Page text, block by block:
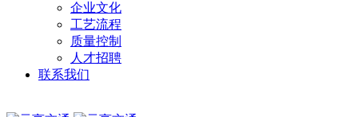
企业文化
工艺流程
质量控制
人才招聘
联系我们